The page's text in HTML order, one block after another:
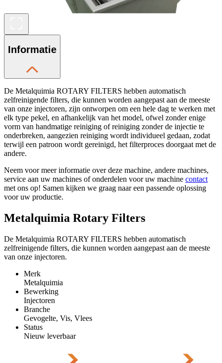
Informatie
De Metalquimia ROTARY FILTERS hebben automatisch
zelfreinigende filters, die kunnen worden aangepast aan de meeste
van onze injectoren, zijn ontworpen om een ​​hele dag te werken met
elk type pekel, en afhankelijk van het model, ofwel zonder enige
vorm van handmatige reiniging of reiniging zonder de injectie te
onderbreken, aangezien reiniging wordt individueel gedaan, zodat
terwijl een patroon wordt gereinigd, het filterproces doorgaat met de
andere.
Neem voor meer informatie over deze machine, andere machines,
service aan uw machines of onderdelen voor uw machine contact
met ons op! Samen kijken we graag naar een passende oplossing
voor uw productie.
Metalquimia Rotary Filters
De Metalquimia ROTARY FILTERS hebben automatisch
zelfreinigende filters, die kunnen worden aangepast aan de meeste
van onze injectoren.
Merk
Metalquimia
Bewerking
Injectoren
Branche
Gevogelte, Vis, Vlees
Status
Nieuw leverbaar